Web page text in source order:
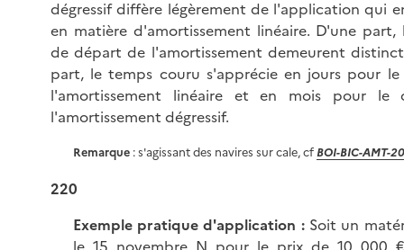
dégressif diffère légèrement de l'application qui
en matière d'amortissement linéaire. D'une part,
de départ de l'amortissement demeurent
part, le temps couru s'apprécie en jours pour
l'amortissement linéaire et en mois pour le
l'amortissement dégressif.
Remarque: s'agissant des navires sur cale, cfBOI-BIC-AMT-
220
Exemple pratique d'application : Soit un